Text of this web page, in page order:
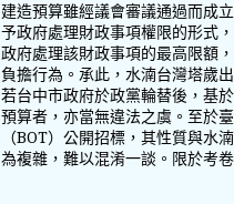
建造預算雖經議會審議通過而成
予政府處理財政事項權限的形式
政府處理該財政事項的最高限額
負擔行為。承此，水湳台灣塔歲
若台中市政府於政黨輪替後，基
預算者，亦當無違法之虞。至於
（BOT）公開招標，其性質與水
為複雜，難以混淆一談。限於考